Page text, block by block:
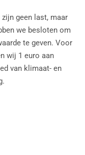
geen last, maar
we besloten om
te geven. Voor
wij 1 euro aan
van klimaat- en